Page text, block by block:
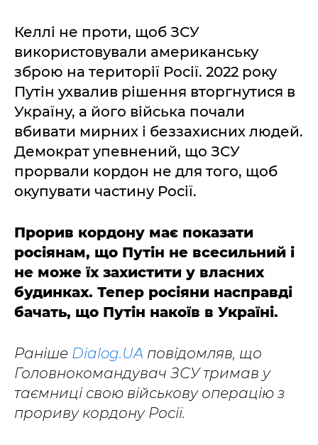
Келлі не проти, щоб ЗСУ
використовували американську
зброю на території Росії. 2022 року
Путін ухвалив рішення вторгнутися в
Україну, а його війська почали
вбивати мирних і беззахисних людей.
Демократ упевнений, що ЗСУ
прорвали кордон не для того, щоб
окупувати частину Росії.
Прорив кордону має показати
росіянам, що Путін не всесильний і
не може їх захистити у власних
будинках. Тепер росіяни насправді
бачать, що Путін накоїв в Україні.
Раніше Dialog.UA повідомляв, що
Головнокомандувач ЗСУ тримав у
таємниці свою військову операцію з
прориву кордону Росії.